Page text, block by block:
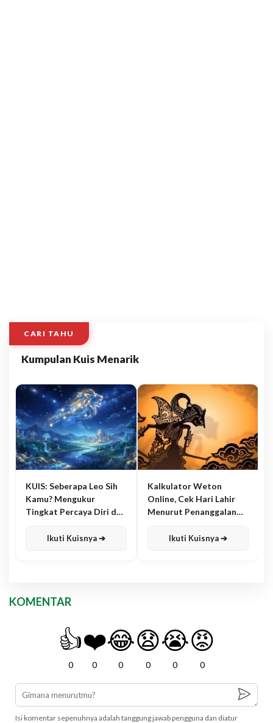
CARI TAHU
Kumpulan Kuis Menarik
KUIS: Seberapa Leo Sih
Kamu? Mengukur
Tingkat Percaya Diri dan
Ikuti Kuisnya ➔
Kalkulator Weton
Online, Cek Hari Lahir
Menurut Penanggalan
Ikuti Kuisnya ➔
KOMENTAR
👍
0
❤️
0
😂
0
😧
0
😭
0
😡
0
Isi komentar sepenuhnya adalah tanggung jawab pengguna dan diatur